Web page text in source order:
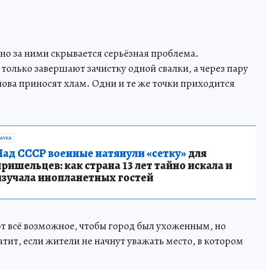
за ними скрывается серьёзная проблема.
завершают зачистку одной свалки, а через пару
приносят хлам. Одни и те же точки приходится
СССР военные натянули «сетку»для
как страна 13 лет тайно искала и
инопланетных гостей
возможное, чтобы город был ухоженным, но
если жители не начнут уважать место, в котором